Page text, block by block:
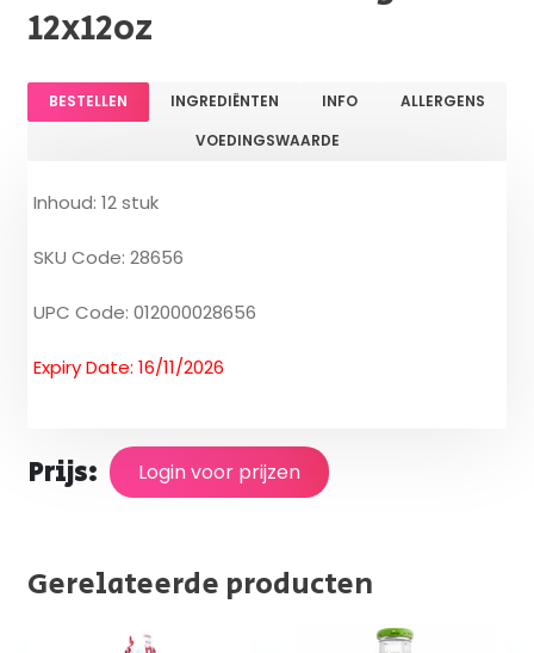
12x12oz
BESTELLEN INGREDIËNTEN INFO
ALLERGENS
VOEDINGSWAARDE
Inhoud: 12 stuk
SKU Code: 28656
UPC Code: 012000028656
Expiry Date: 16/11/2026
Prijs: Login voor prijzen
Gerelateerde producten